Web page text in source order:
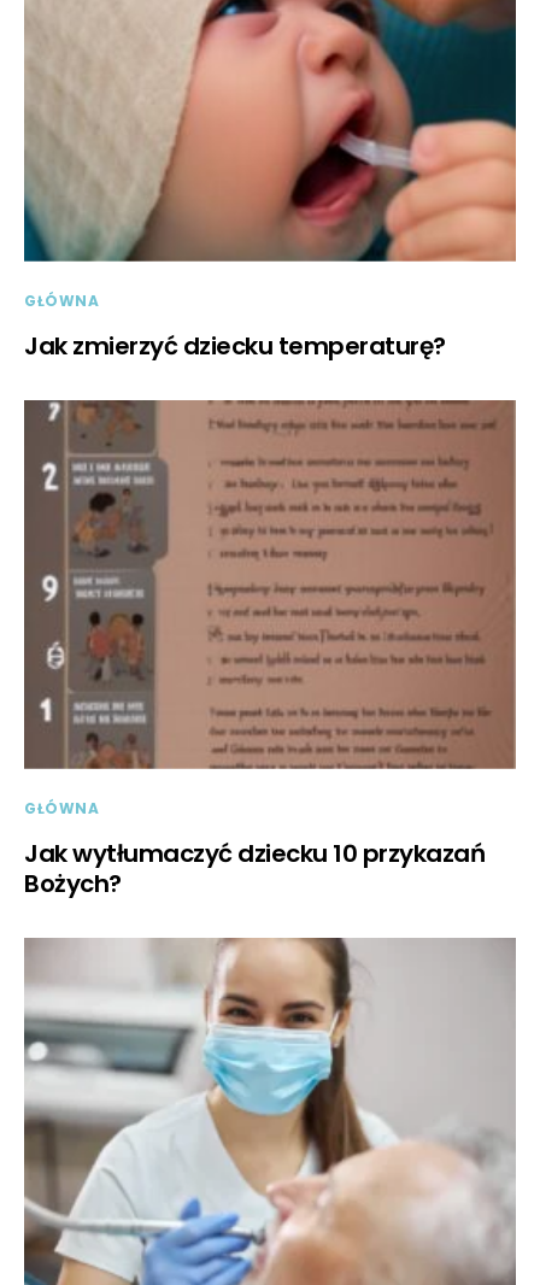
GŁÓWNA
Jak zmierzyć dziecku temperaturę?
GŁÓWNA
Jak wytłumaczyć dziecku 10 przykazań
Bożych?